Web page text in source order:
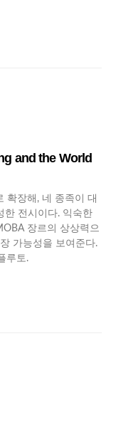
and the World
확장해, 네 종족이 대
한 전시이다. 익숙한
장르의 상상력으
가능성을 보여준다.
루토.